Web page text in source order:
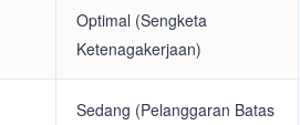
Optimal (Sengketa
Ketenagakerjaan)
Sedang (Pelanggaran Batas